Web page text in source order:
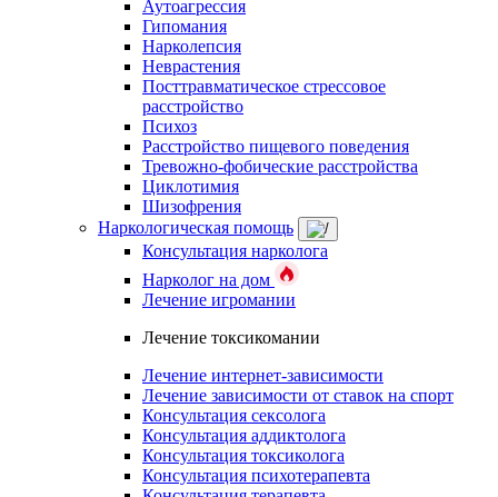
Аутоагрессия
Гипомания
Нарколепсия
Неврастения
Посттравматическое стрессовое
расстройство
Психоз
Расстройство пищевого поведения
Тревожно-фобические расстройства
Циклотимия
Шизофрения
Наркологическая помощь
Консультация нарколога
Нарколог на дом
Лечение игромании
Лечение токсикомании
Лечение интернет-зависимости
Лечение зависимости от ставок на спорт
Консультация сексолога
Консультация аддиктолога
Консультация токсиколога
Консультация психотерапевта